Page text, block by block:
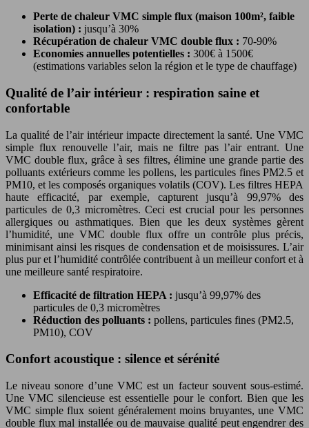
Perte de chaleur VMC simple flux (maison 100m², faible
isolation) : jusqu’à 30%
Récupération de chaleur VMC double flux : 70-90%
Economies annuelles potentielles : 300€ à 1500€
(estimations variables selon la région et le type de chauffage)
Qualité de l’air intérieur : respiration saine et
confortable
La qualité de l’air intérieur impacte directement la santé. Une VMC
simple flux renouvelle l’air, mais ne filtre pas l’air entrant. Une
VMC double flux, grâce à ses filtres, élimine une grande partie des
polluants extérieurs comme les pollens, les particules fines PM2.5 et
PM10, et les composés organiques volatils (COV). Les filtres HEPA
haute efficacité, par exemple, capturent jusqu’à 99,97% des
particules de 0,3 micromètres. Ceci est crucial pour les personnes
allergiques ou asthmatiques. Bien que les deux systèmes gèrent
l’humidité, une VMC double flux offre un contrôle plus précis,
minimisant ainsi les risques de condensation et de moisissures. L’air
plus pur et l’humidité contrôlée contribuent à un meilleur confort et à
une meilleure santé respiratoire.
Efficacité de filtration HEPA : jusqu’à 99,97% des
particules de 0,3 micromètres
Réduction des polluants : pollens, particules fines (PM2.5,
PM10), COV
Confort acoustique : silence et sérénité
Le niveau sonore d’une VMC est un facteur souvent sous-estimé.
Une VMC silencieuse est essentielle pour le confort. Bien que les
VMC simple flux soient généralement moins bruyantes, une VMC
double flux mal installée ou de mauvaise qualité peut engendrer des